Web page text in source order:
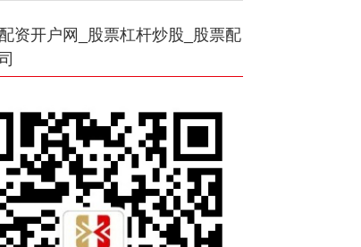
资开户网_股票杠杆炒股_股票配